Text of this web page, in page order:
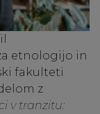
etnologijo in
fakulteti
z
v tranzitu: